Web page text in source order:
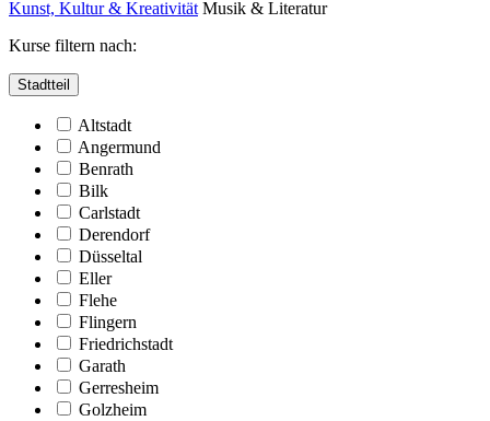
Kunst, Kultur & Kreativität Musik & Literatur
Kurse filtern nach:
Stadtteil
Altstadt
Angermund
Benrath
Bilk
Carlstadt
Derendorf
Düsseltal
Eller
Flehe
Flingern
Friedrichstadt
Garath
Gerresheim
Golzheim